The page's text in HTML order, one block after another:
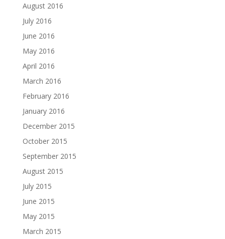
August 2016
July 2016
June 2016
May 2016
April 2016
March 2016
February 2016
January 2016
December 2015
October 2015
September 2015
August 2015
July 2015
June 2015
May 2015
March 2015